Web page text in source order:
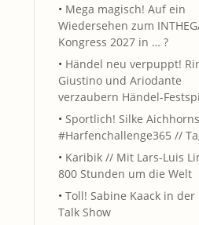
• Mega magisch! Auf ein
Wiedersehen zum
Kongress 2027 in … ?
• Händel neu verpuppt!
Giustino und Ariodante
verzaubern Händel-
• Sportlich! Silke Aichhorns
#Harfenchallenge365 //
• Karibik // Mit Lars-Luis
800 Stunden um die Welt
• Toll! Sabine Kaack in der
Talk Show